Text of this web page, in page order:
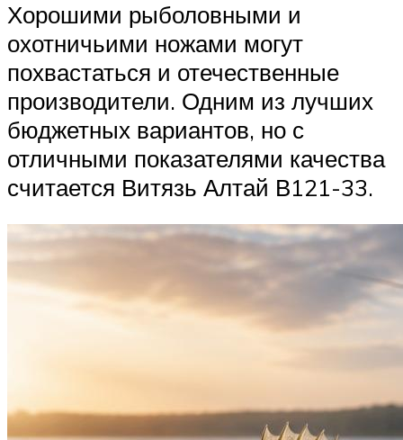
Хорошими рыболовными и
охотничьими ножами могут
похвастаться и отечественные
производители. Одним из лучших
бюджетных вариантов, но с
отличными показателями качества
считается Витязь Алтай В121-33.